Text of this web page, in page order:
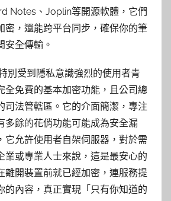
Notes、Joplin等開源軟體，它們
密，還能跨平台同步，確保你的筆
安全傳輸。
別受到隱私意識強烈的使用者青
全免費的基本加密功能，且公司總
司法管轄區。它的介面簡潔，專注
多餘的花俏功能可能成為安全漏
它允許使用者自架伺服器，對於需
業或專業人士來說，這是最安心的
離開裝置前就已經加密，連服務提
的內容，真正實現「只有你知道的